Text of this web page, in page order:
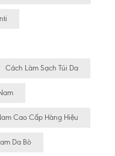
Cách Làm Sạch Túi Da
Cao Cấp Hàng Hiệu
Da Bò